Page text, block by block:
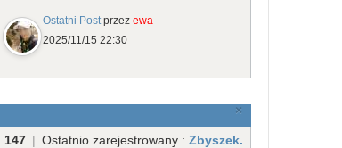
Ostatni Post przez ewa
2025/11/15 22:30
×
147 | Ostatnio zarejestrowany : Zbyszek.